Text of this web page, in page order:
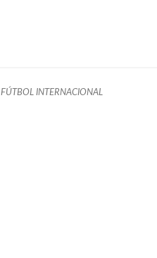
FÚTBOL INTERNACIONAL